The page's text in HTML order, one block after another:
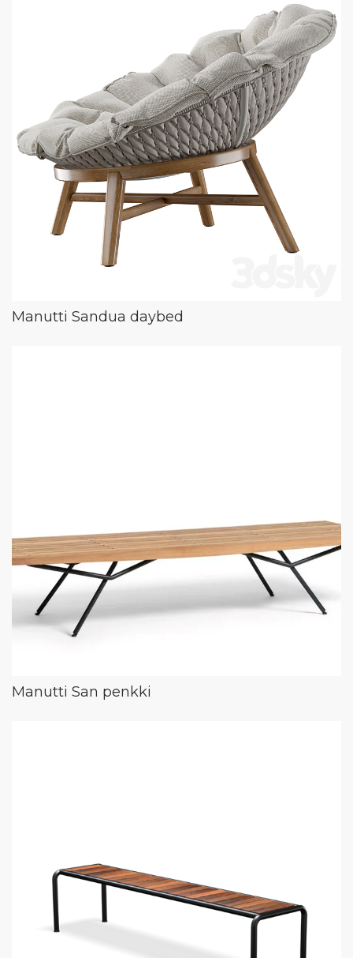
Manutti Sandua daybed
Manutti San penkki